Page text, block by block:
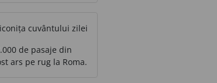
de pasaje din
ars pe rug la Roma.